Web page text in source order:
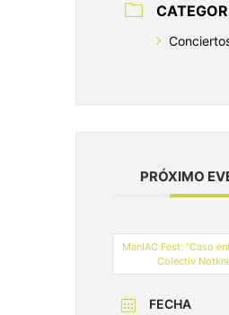
PRÓXIMO
ManIAC Fest: “Caso
Colectiv
FECHA